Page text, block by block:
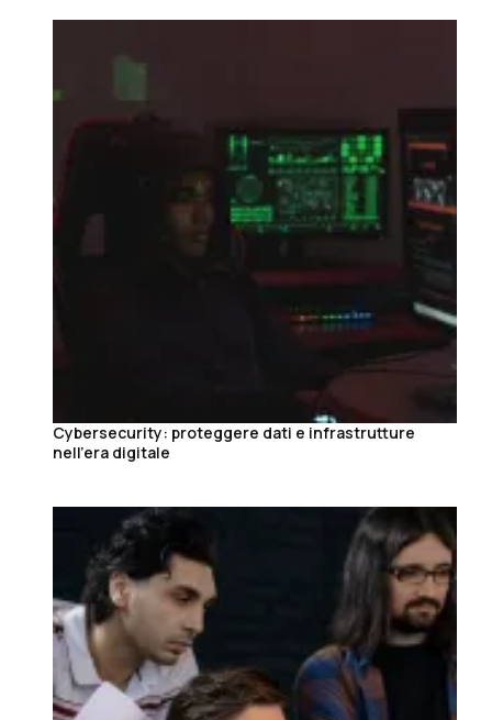
Cybersecurity: proteggere dati e infrastrutture
nell’era digitale